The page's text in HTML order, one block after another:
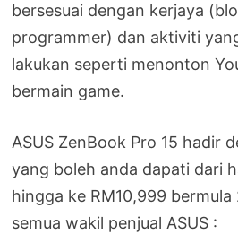
bersesuai dengan kerjaya
programmer) dan aktiviti
lakukan seperti menonton
bermain game.
ASUS ZenBook Pro 15 hadir
yang boleh anda dapati dari
hingga ke RM10,999 bermula
semua wakil penjual ASUS :